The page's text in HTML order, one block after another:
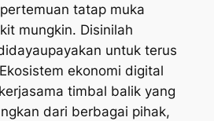
tatap muka
mungkin. Disinilah
untuk terus
ekonomi digital
timbal balik yang
dari berbagai pihak,